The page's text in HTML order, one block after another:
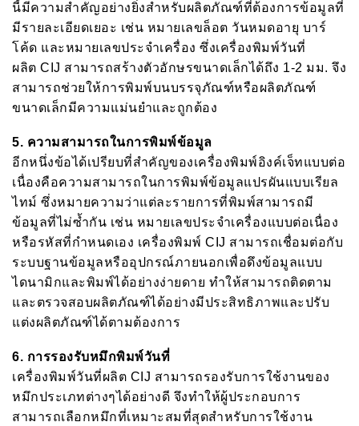
นี้มีความสำคัญอย่างยิ่งสำหรับผลิตภัณฑ์ที่ต้องการข้อมูลที่
มีรายละเอียดเยอะ เช่น หมายเลขล็อต วันหมดอายุ บาร์
โค้ด และหมายเลขประจำเครื่อง ซึ่งเครื่องพิมพ์วันที่
ผลิต CIJ สามารถสร้างตัวอักษรขนาดเล็กได้ถึง 1-2 มม. จึง
สามารถช่วยให้การพิมพ์บนบรรจุภัณฑ์หรือผลิตภัณฑ์
ขนาดเล็กมีความแม่นยำและถูกต้อง
5. ความสามารถในการพิมพ์ข้อมูล
อีกหนึ่งข้อได้เปรียบที่สำคัญของเครื่องพิมพ์อิงค์เจ็ทแบบต่อ
เนื่องคือความสามารถในการพิมพ์ข้อมูลแปรผันแบบเรียล
ไทม์ ซึ่งหมายความว่าแต่ละรายการที่พิมพ์สามารถมี
ข้อมูลที่ไม่ซ้ำกัน เช่น หมายเลขประจำเครื่องแบบต่อเนื่อง
หรือรหัสที่กำหนดเอง เครื่องพิมพ์ CIJ สามารถเชื่อมต่อกับ
ระบบฐานข้อมูลหรืออุปกรณ์ภายนอกเพื่อดึงข้อมูลแบบ
ไดนามิกและพิมพ์ได้อย่างง่ายดาย ทำให้สามารถติดตาม
และตรวจสอบผลิตภัณฑ์ได้อย่างมีประสิทธิภาพและปรับ
แต่งผลิตภัณฑ์ได้ตามต้องการ
6. การรองรับหมึกพิมพ์วันที่
เครื่องพิมพ์วันที่ผลิต CIJ สามารถรองรับการใช้งานของ
หมึกประเภทต่างๆได้อย่างดี จึงทำให้ผู้ประกอบการ
สามารถเลือกหมึกที่เหมาะสมที่สุดสำหรับการใช้งาน